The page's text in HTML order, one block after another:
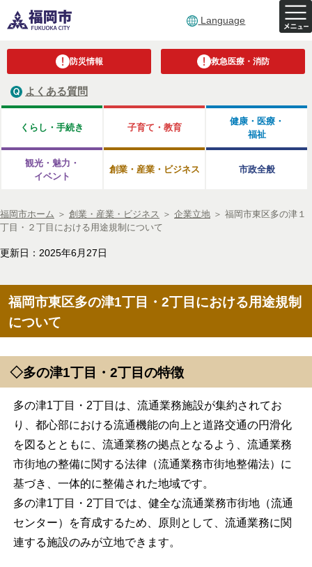
Language
防災情報 救急医療・消防
よくある質問
くらし・手続き 子育て・教育
健康・医療・
福祉
観光・魅力・
イベント
創業・産業・ビジネス 市政全般
福岡市ホーム ＞ 創業・産業・ビジネス ＞ 企業立地 ＞ 福岡市東区多の津１
丁目・２丁目における用途規制について
更新日：2025年6月27日
福岡市東区多の津1丁目・2丁目における用途規制
について
◇多の津1丁目・2丁目の特徴
多の津1丁目・2丁目は、流通業務施設が集約されてお
り、都心部における流通機能の向上と道路交通の円滑化
を図るとともに、流通業務の拠点となるよう、流通業務
市街地の整備に関する法律（流通業務市街地整備法）に
基づき、一体的に整備された地域です。
多の津1丁目・2丁目では、健全な流通業務市街地（流通
センター）を育成するため、原則として、流通業務に関
連する施設のみが立地できます。